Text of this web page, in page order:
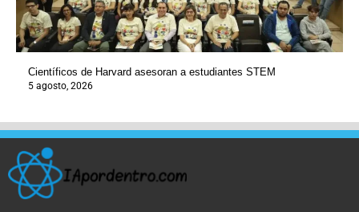
Científicos de Harvard asesoran a estudiantes STEM
5 agosto, 2026